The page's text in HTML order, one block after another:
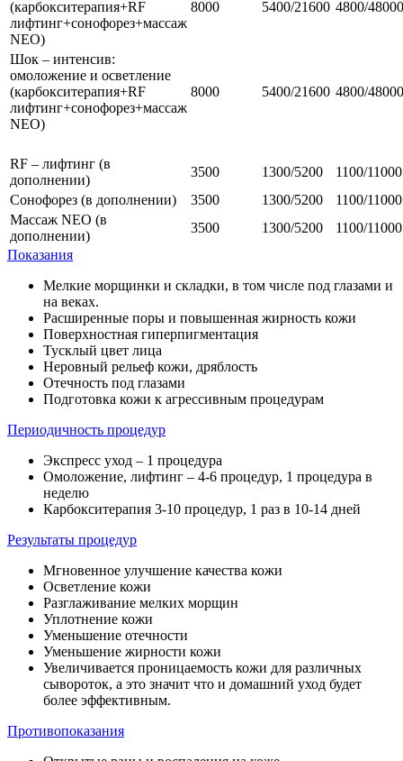
(карбокситерапия+RF
лифтинг+сонофорез+массаж
NEO)
8000 5400/21600 4800/48000
Шок – интенсив:
омоложение и осветление
(карбокситерапия+RF
лифтинг+сонофорез+массаж
NEO)
8000 5400/21600 4800/48000
RF – лифтинг (в
дополнении)
3500 1300/5200
1100/11000
Сонофорез (в дополнении)
3500 1300/5200
1100/11000
Массаж NEO (в
дополнении)
3500 1300/5200
1100/11000
Показания
Мелкие морщинки и складки, в том числе под глазами и
на веках.
Расширенные поры и повышенная жирность кожи
Поверхностная гиперпигментация
Тусклый цвет лица
Неровный рельеф кожи, дряблость
Отечность под глазами
Подготовка кожи к агрессивным процедурам
Периодичность процедур
Экспресс уход – 1 процедура
Омоложение, лифтинг – 4-6 процедур, 1 процедура в
неделю
Карбокситерапия 3-10 процедур, 1 раз в 10-14 дней
Результаты процедур
Мгновенное улучшение качества кожи
Осветление кожи
Разглаживание мелких морщин
Уплотнение кожи
Уменьшение отечности
Уменьшение жирности кожи
Увеличивается проницаемость кожи для различных
сывороток, а это значит что и домашний уход будет
более эффективным.
Противопоказания